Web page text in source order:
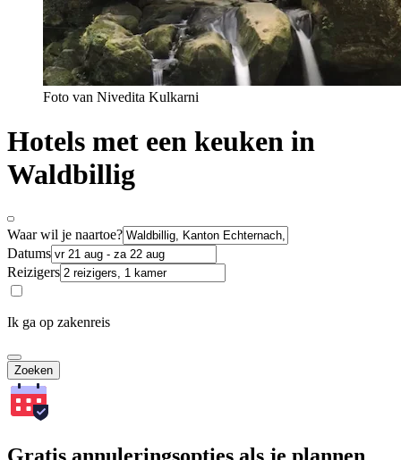
Foto van Nivedita Kulkarni
Hotels met een keuken in
Waldbillig
Waar wil je naartoe?
Datums
Reizigers
Ik ga op zakenreis
Zoeken